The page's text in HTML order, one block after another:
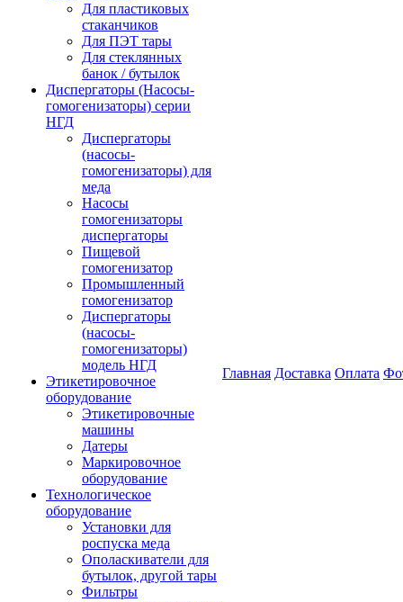
Для пластиковых
стаканчиков
Для ПЭТ тары
Для стеклянных
банок / бутылок
Диспергаторы (Насосы-
гомогенизаторы) серии
НГД
Диспергаторы
(насосы-
гомогенизаторы) для
меда
Насосы
гомогенизаторы
диспергаторы
Пищевой
гомогенизатор
Промышленный
гомогенизатор
Диспергаторы
(насосы-
гомогенизаторы)
модель НГД
Этикетировочное
оборудование
Этикетировочные
машины
Датеры
Маркировочное
оборудование
Технологическое
оборудование
Установки для
роспуска меда
Ополаскиватели для
бутылок, другой тары
Фильтры
Главная Доставка Оплата